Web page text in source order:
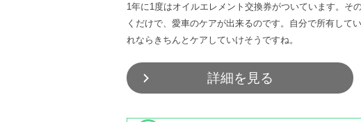
1年に1度はオイルエレメント交換券がついています。そ
くだけで、愛車のケアが出来るのです。自分で所有して
れならきちんとケアしていけそうですね。
詳細を見る